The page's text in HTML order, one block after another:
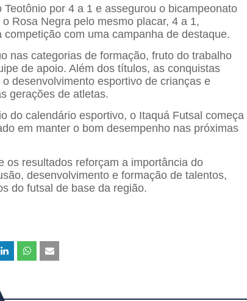
por 4 a 1 e assegurou o bicampeonato
Rosa Negra pelo mesmo placar, 4 a 1,
com uma campanha de destaque.
nas categorias de formação, fruto do trabalho
de apoio. Além dos títulos, as conquistas
desenvolvimento esportivo de crianças e
gerações de atletas.
do calendário esportivo, o Itaquá Futsal começa
em manter o bom desempenho nas próximas
os resultados reforçam a importância do
desenvolvimento e formação de talentos,
do futsal de base da região.